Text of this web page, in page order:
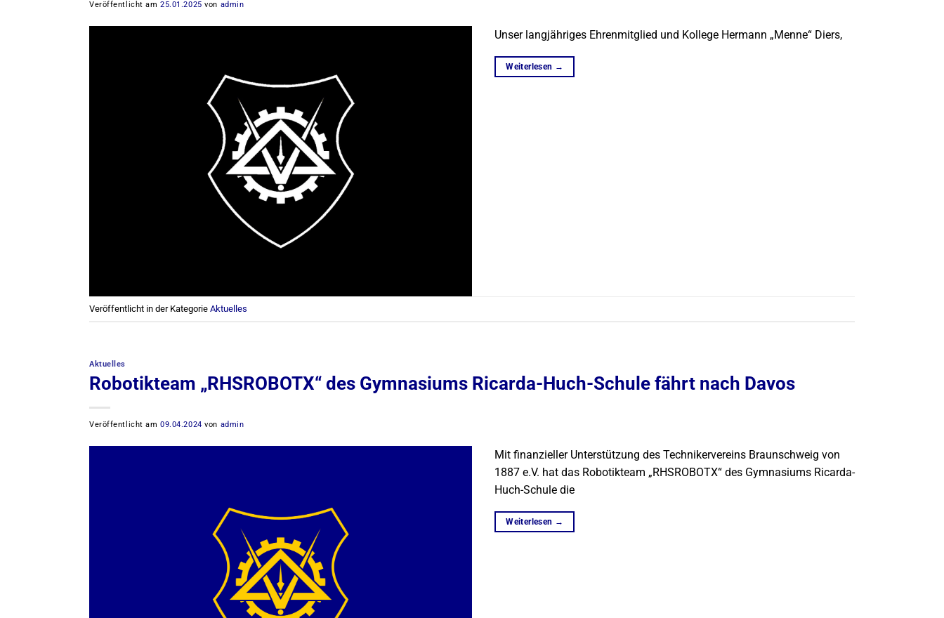
Veröffentlicht am25.01.2025 von admin
Unser langjähriges Ehrenmitglied und Kollege Hermann „Menne“ Diers,
Weiterlesen →
Veröffentlicht in der Kategorie Aktuelles
Aktuelles
Robotikteam „RHSROBOTX“ des Gymnasiums Ricarda-Huch-Schule fährt nach Davos
Veröffentlicht am09.04.2024 von admin
Mit finanzieller Unterstützung des Technikervereins Braunschweig von
1887 e.V. hat das Robotikteam „RHSROBOTX“ des Gymnasiums Ricarda-
Huch-Schule die
Weiterlesen →